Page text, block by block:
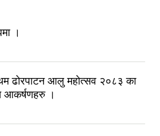
।
ढोरपाटन आलु महोत्सव २०८३ का
आकर्षणहरु ।